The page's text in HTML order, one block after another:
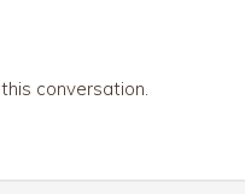
conversation.